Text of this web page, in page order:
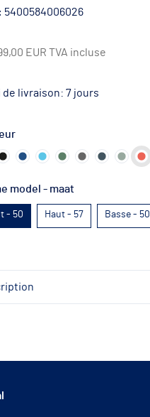
5400584006026
EUR TVA incluse
de livraison: 7 jours
model - maat
- 50 Haut - 57 Basse - 50